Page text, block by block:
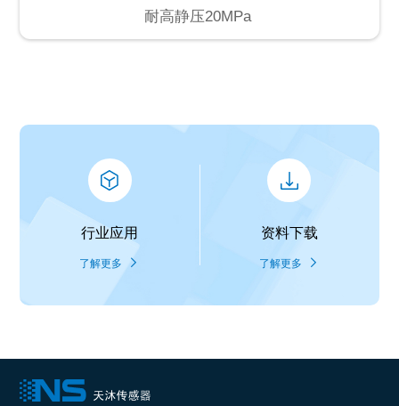
耐高静压20MPa
行业应用
了解更多
资料下载
了解更多